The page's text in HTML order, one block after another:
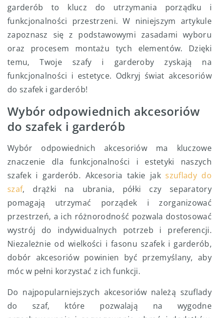
garderób to klucz do utrzymania porządku i
funkcjonalności przestrzeni. W niniejszym artykule
zapoznasz się z podstawowymi zasadami wyboru
oraz procesem montażu tych elementów. Dzięki
temu, Twoje szafy i garderoby zyskają na
funkcjonalności i estetyce. Odkryj świat akcesoriów
do szafek i garderób!
Wybór odpowiednich akcesoriów
do szafek i garderób
Wybór odpowiednich akcesoriów ma kluczowe
znaczenie dla funkcjonalności i estetyki naszych
szafek i garderób. Akcesoria takie jakszuflady do
szaf, drążki na ubrania, półki czy separatory
pomagają utrzymać porządek i zorganizować
przestrzeń, a ich różnorodność pozwala dostosować
wystrój do indywidualnych potrzeb i preferencji.
Niezależnie od wielkości i fasonu szafek i garderób,
dobór akcesoriów powinien być przemyślany, aby
móc w pełni korzystać z ich funkcji.
Do najpopularniejszych akcesoriów należą szuflady
do szaf, które pozwalają na wygodne